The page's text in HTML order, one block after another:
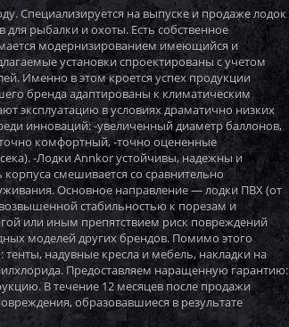
Специализируется на выпуске и продаже лодок
для рыбалки и охоты. Есть собственное
модернизированием имеющийся и
установки спроектированы с учетом
Именно в этом кроется успех продукции
бренда адаптированы к климатическим
эксплуатацию в условиях драматично низких
инноваций: -увеличенный диаметр баллонов,
комфортный, -точно оцененные
-Лодки Annkor устойчивы, надежны и
смешивается со сравнительно
Основное направление — лодки ПВХ (от
стабильностью к порезам и
или иным препятствием риск повреждений
моделей других брендов. Помимо этого
надувные кресла и мебель, накладки на
Предоставляем наращенную гарантию:
В течение 12 месяцев после продажи
образовавшиеся в результате